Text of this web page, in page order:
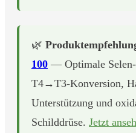
🌿
100 — Optimale
T4→T3-Konversion,
Unterstützung und
Schilddrüse. Jetzt